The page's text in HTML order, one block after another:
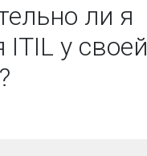
ли я
ITIL у своей